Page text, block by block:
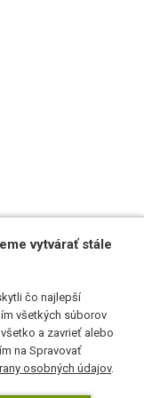
vytvárať stále
čo najlepší
všetkých súborov
a zavrieť alebo
na Spravovať
osobných údajov.